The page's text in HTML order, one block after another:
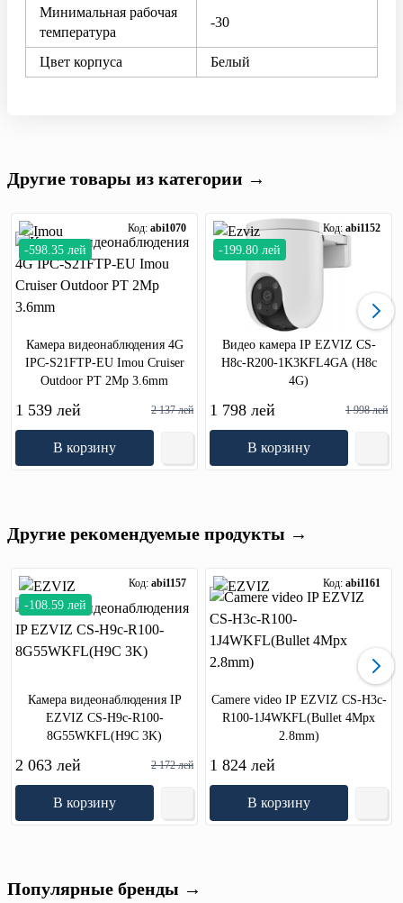
Минимальная рабочая
температура
-30
Цвет корпуса Белый
Другие товары из категории →
Код: abi1070
-598.35 лей
Камера видеонаблюдения 4G
IPC-S21FTP-EU Imou Cruiser
Outdoor PT 2Mp 3.6mm
1 539 лей 2 137 лей
В корзину
Код: abi1152
-199.80 лей
Видео камера IP EZVIZ CS-
H8c-R200-1K3KFL4GA (H8c
4G)
1 798 лей 1 998 лей
В корзину
Другие рекомендуемые продукты →
Код: abi1157
-108.59 лей
Камера видеонаблюдения IP
EZVIZ CS-H9c-R100-
8G55WKFL(H9C 3K)
2 063 лей 2 172 лей
В корзину
Код: abi1161
Camere video IP EZVIZ CS-H3c-
R100-1J4WKFL(Bullet 4Mpx
2.8mm)
1 824 лей
В корзину
Популярные бренды →